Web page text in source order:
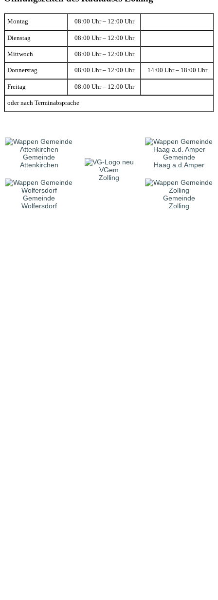
Montag 08:00 Uhr – 12:00 Uhr
Dienstag 08:00 Uhr – 12:00 Uhr
Mittwoch 08:00 Uhr – 12:00 Uhr
Donnerstag 08:00 Uhr – 12:00 Uhr 14:00 Uhr – 18:00 Uhr
Freitag 08:00 Uhr – 12:00 Uhr
oder nach Terminabsprache
Gemeinde
Attenkirchen
VGem
Zolling
Gemeinde
Haag a.d.Amper
Gemeinde
Wolfersdorf
Gemeinde
Zolling